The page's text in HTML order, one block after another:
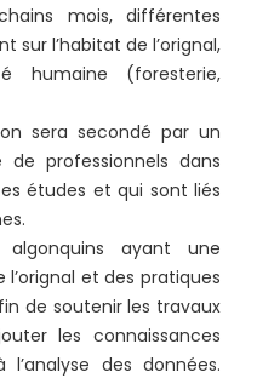
mois, différentes
sur l’habitat de l’orignal,
humaine (foresterie,
sera secondé par un
professionnels dans
études et qui sont liés
ayant une
et des pratiques
de soutenir les travaux
les connaissances
des données.